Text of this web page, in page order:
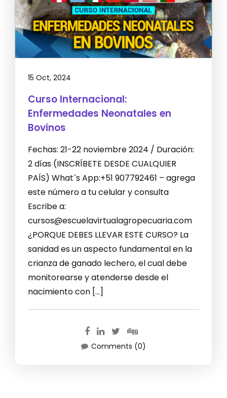
15 Oct, 2024
Curso Internacional:
Enfermedades Neonatales en
Bovinos
Fechas: 21-22 noviembre 2024 / Duración:
2 días (INSCRÍBETE DESDE CUALQUIER
PAÍS) What´s App:+51 907792461 – agrega
este número a tu celular y consulta
Escribe a:
cursos@escuelavirtualagropecuaria.com
¿PORQUE DEBES LLEVAR ESTE CURSO? La
sanidad es un aspecto fundamental en la
crianza de ganado lechero, el cual debe
monitorearse y atenderse desde el
nacimiento con […]
Comments (0)